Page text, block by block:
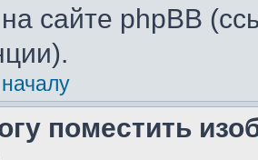
сайте phpBB
поместить